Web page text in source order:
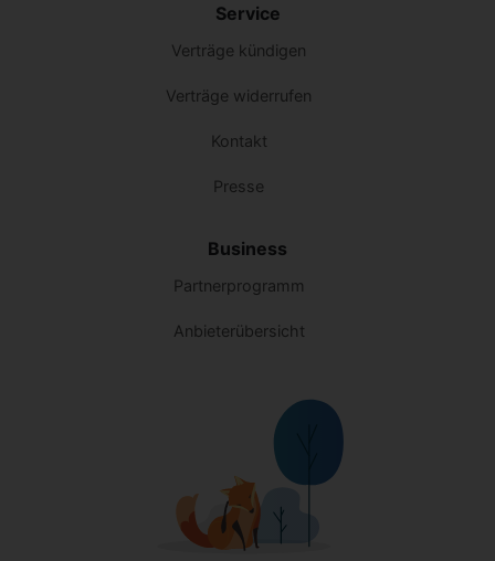
Service
Verträge kündigen
Verträge widerrufen
Kontakt
Presse
Business
Partnerprogramm
Anbieterübersicht